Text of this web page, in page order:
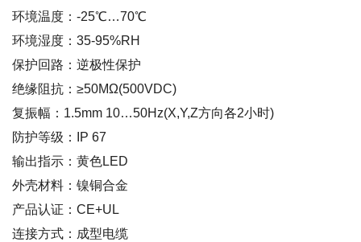
环境温度：-25℃…70℃
环境湿度：35-95%RH
保护回路：逆极性保护
绝缘阻抗：≥50MΩ(500VDC)
复振幅：1.5mm 10…50Hz(X,Y,Z方向各2小时)
防护等级：IP 67
输出指示：黄色LED
外壳材料：镍铜合金
产品认证：CE+UL
连接方式：成型电缆